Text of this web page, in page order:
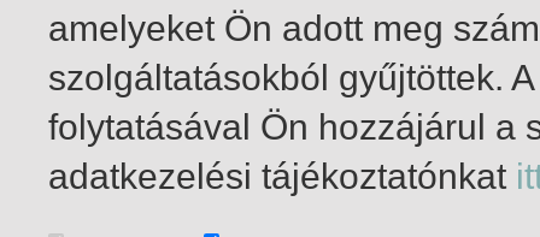
1-4 / összesen 4 találat
amelyeket Ön adott meg
szolgáltatásokból gyűjtöttek.
folytatásával Ön hozzájárul a
adatkezelési tájékoztatónkat